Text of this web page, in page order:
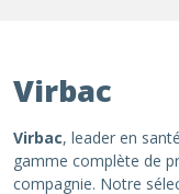
Virbac
Virbac, leader en
gamme complète de
compagnie. Notre